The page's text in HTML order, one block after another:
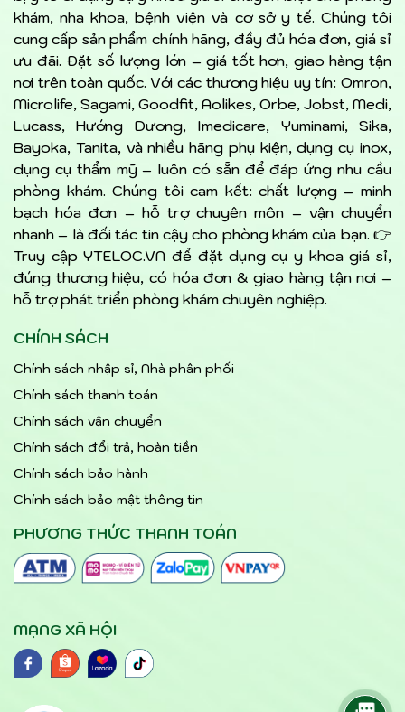
khám, nha khoa, bệnh viện và cơ sở y tế. Chúng tôi
cung cấp sản phẩm chính hãng, đầy đủ hóa đơn, giá sỉ
ưu đãi. Đặt số lượng lớn – giá tốt hơn, giao hàng tận
nơi trên toàn quốc. Với các thương hiệu uy tín: Omron,
Microlife, Sagami, Goodfit, Aolikes, Orbe, Jobst, Medi,
Lucass, Hướng Dương, Imedicare, Yuminami, Sika,
Bayoka, Tanita, và nhiều hãng phụ kiện, dụng cụ inox,
dụng cụ thẩm mỹ – luôn có sẵn để đáp ứng nhu cầu
phòng khám. Chúng tôi cam kết: chất lượng – minh
bạch hóa đơn – hỗ trợ chuyên môn – vận chuyển
nhanh – là đối tác tin cậy cho phòng khám của bạn. 👉
Truy cập YTELOC.VN để đặt dụng cụ y khoa giá sỉ,
đúng thương hiệu, có hóa đơn & giao hàng tận nơi –
hỗ trợ phát triển phòng khám chuyên nghiệp.
CHÍNH SÁCH
Chính sách nhập sỉ, Nhà phân phối
Chính sách thanh toán
Chính sách vận chuyển
Chính sách đổi trả, hoàn tiền
Chính sách bảo hành
Chính sách bảo mật thông tin
PHƯƠNG THỨC THANH TOÁN
MẠNG XÃ HỘI